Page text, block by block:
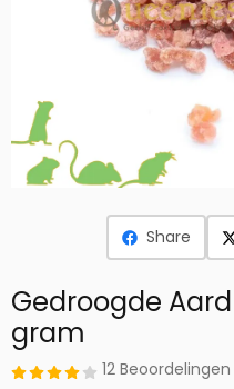
Share
Gedroogde
gram
12 Beoordelingen